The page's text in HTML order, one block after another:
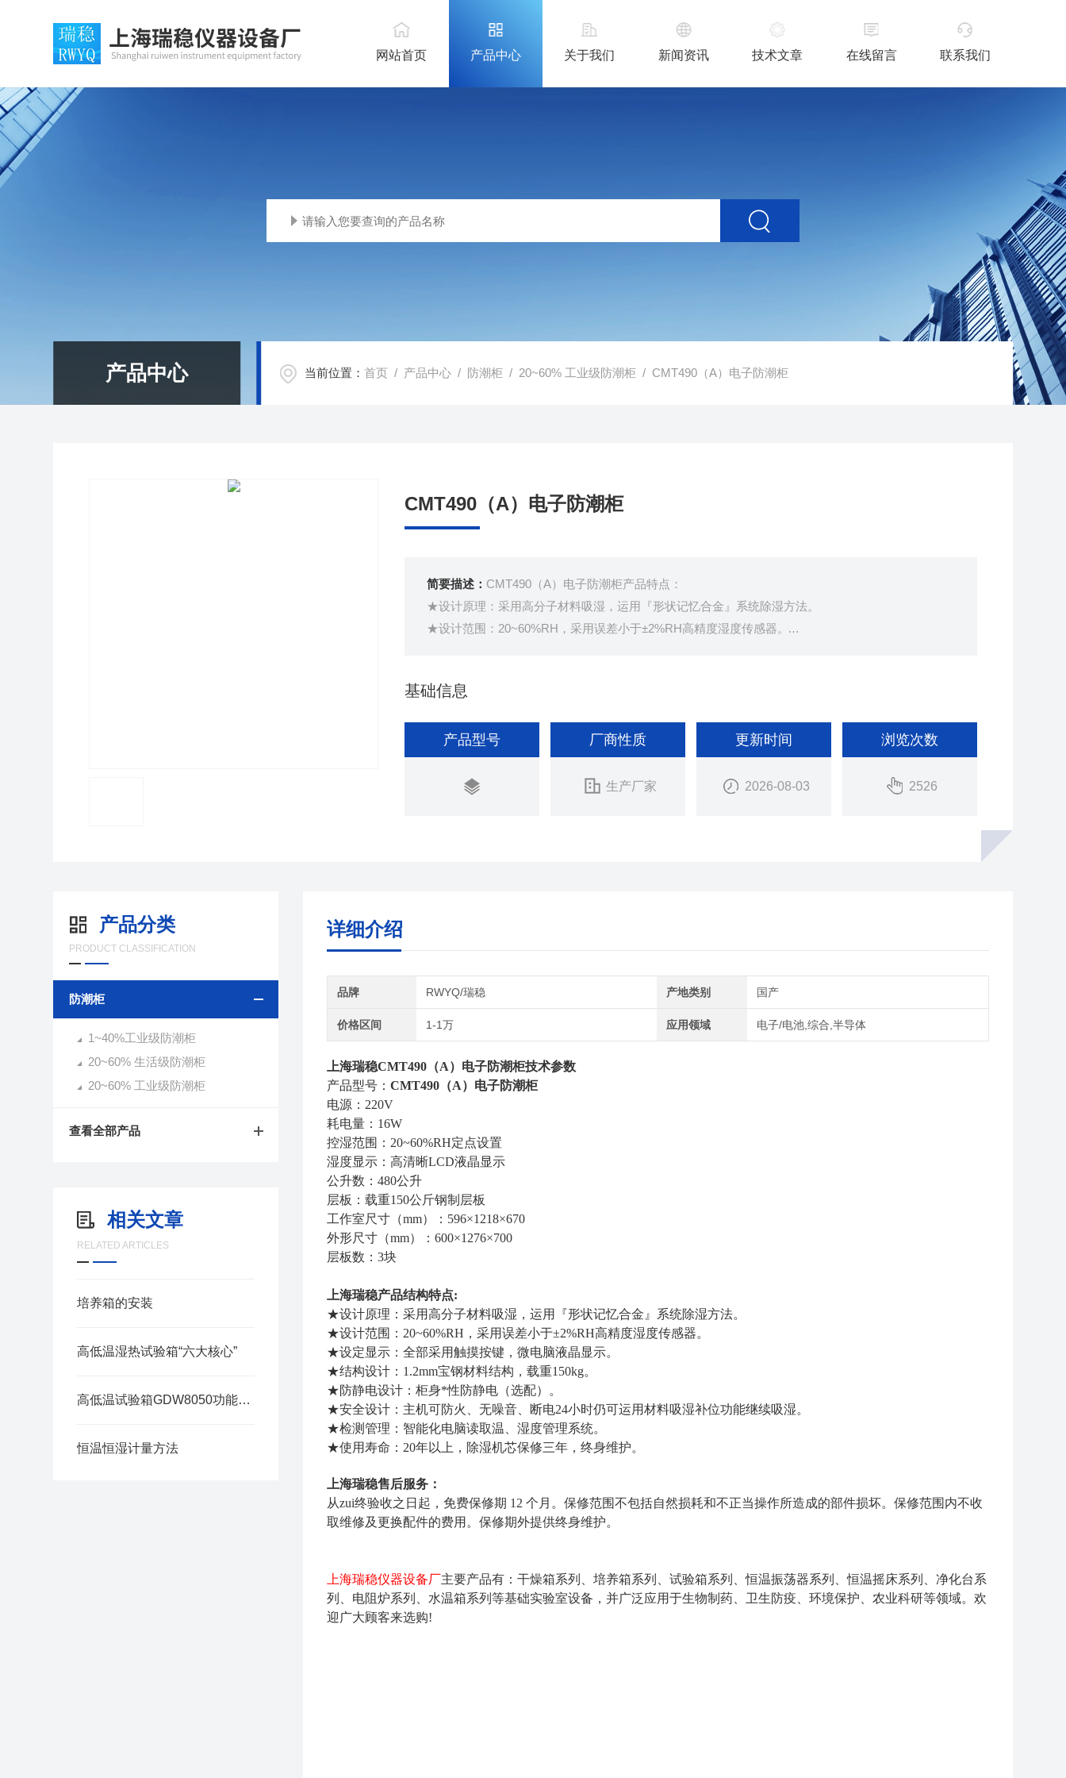
网站首页 产品中心 关于我们 新闻资讯 技术文章 在线留言 联系我们
产品中心 当前位置：首页 / 产品中心 / 防潮柜 / 20~60% 工业级防潮柜 / CMT490（A）电子防潮柜
CMT490（A）电子防潮柜
简要描述： CMT490（A）电子防潮柜产品特点：
★设计原理：采用高分子材料吸湿，运用『形状记忆合金』系统除湿方法。
★设计范围：20~60%RH，采用误差小于±2%RH高精度湿度传感器。
基础信息
产品型号 厂商性质
生产厂家
更新时间
2026-08-03
浏览次数
2526
产品分类
PRODUCT CLASSIFICATION
防潮柜
1~40%工业级防潮柜
20~60% 生活级防潮柜
20~60% 工业级防潮柜
查看全部产品
相关文章
RELATED ARTICLES
培养箱的安装
高低温湿热试验箱“六大核心”
高低温试验箱GDW8050功能特点
恒温恒湿计量方法
详细介绍
品牌 RWYQ/瑞稳 产地类别 国产
价格区间 1-1万 应用领域 电子/电池,综合,半导体
上海瑞稳CMT490（A）电子防潮柜技术参数
产品型号： CMT490（A）电子防潮柜
电源：220V
耗电量：16W
控湿范围：20~60%RH定点设置
湿度显示：高清晰LCD液晶显示
公升数：480公升
层板：载重150公斤钢制层板
工作室尺寸（mm）：596×1218×670
外形尺寸（mm）：600×1276×700
层板数：3块
上海瑞稳产品结构特点:
★设计原理：采用高分子材料吸湿，运用『形状记忆合金』系统除湿方法。
★设计范围：20~60%RH，采用误差小于±2%RH高精度湿度传感器。
★设定显示：全部采用触摸按键，微电脑液晶显示。
★结构设计：1.2mm宝钢材料结构，载重150kg。
★防静电设计：柜身*性防静电（选配）。
★安全设计：主机可防火、无噪音、断电24小时仍可运用材料吸湿补位功能继续吸湿。
★检测管理：智能化电脑读取温、湿度管理系统。
★使用寿命：20年以上，除湿机芯保修三年，终身维护。
上海瑞稳售后服务：
从zui终验收之日起，免费保修期 12 个月。保修范围不包括自然损耗和不正当操作所造成的部件损坏。保修范围内不收
取维修及更换配件的费用。保修期外提供终身维护。
上海瑞稳仪器设备厂主要产品有：干燥箱系列、培养箱系列、试验箱系列、恒温振荡器系列、恒温摇床系列、净化台系
列、电阻炉系列、水温箱系列等基础实验室设备，并广泛应用于生物制药、卫生防疫、环境保护、农业科研等领域。欢
迎广大顾客来选购!